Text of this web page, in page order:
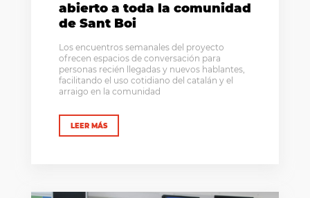
abierto a toda la comunidad
de Sant Boi
Los encuentros semanales del proyecto
ofrecen espacios de conversación para
personas recién llegadas y nuevos hablantes,
facilitando el uso cotidiano del catalán y el
arraigo en la comunidad
LEER MÁS